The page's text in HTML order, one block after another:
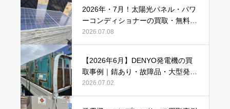
2026年・7月！太陽光パネル・パワ
ーコンディショナーの買取・無料で
のお引き取り強化中です(^^♪
2026.07.08
【2026年6月】DENYO発電機の買
取事例｜錆あり・故障品・大型発電
機も買取しました
2026.07.02